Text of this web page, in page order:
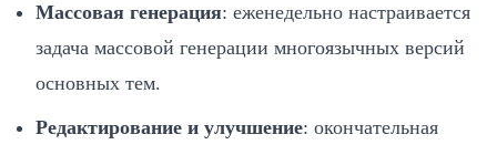
Массовая генерация: еженедельно настраивается
задача массовой генерации многоязычных версий
основных тем.
Редактирование и улучшение: окончательная